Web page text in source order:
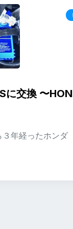
交換 〜
年経ったホンダ